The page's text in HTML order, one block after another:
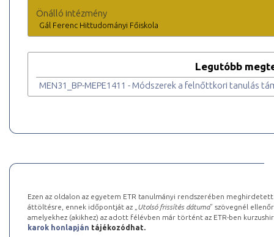
Önálló intézmény
Gál Ferenc Hittudományi Főiskola
Legutóbb
MEN31_BP-MEPE1411 - Módszerek a felnőttkori tanulás
Ezen az oldalon az egyetem ETR tanulmányi rendszerében
áttöltésre, ennek időpontját az „ Utolsó frissítés dátuma” szövegnél
amelyekhez (akikhez) az adott félévben már történt az ETR-ben
karok honlapján tájékozódhat.